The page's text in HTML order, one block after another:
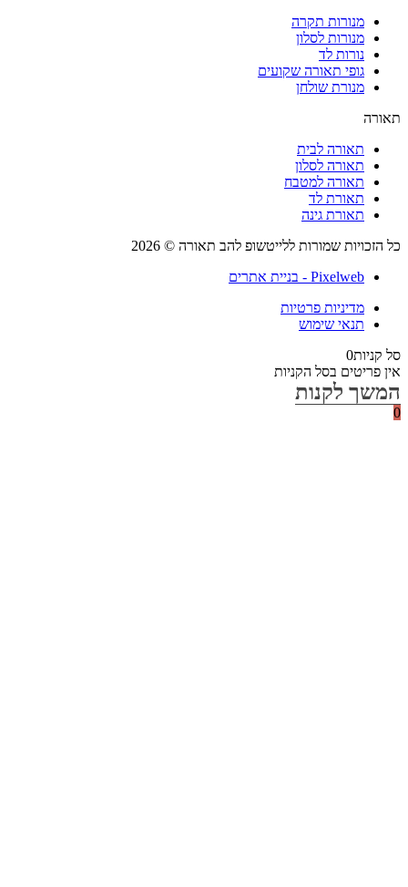
מנורות תקרה
מנורות לסלון
נורות לד
גופי תאורה שקועים
מנורת שולחן
תאורה לבית
תאורה לסלון
תאורה למטבח
תאורת לד
תאורת גינה
שמורות ללייטשופ להב תאורה © 2026
Pixelweb - בניית אתרים
מדיניות פרטיות
תנאי שימוש
0
פריטים בסל הקניות
לקנות